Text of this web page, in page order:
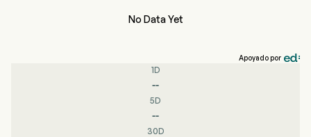
No Data Yet
Apoyado por
1D
--
5D
--
30D